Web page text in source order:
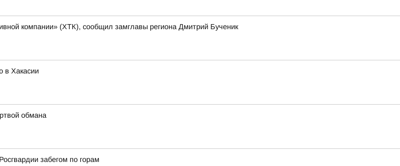
компании» (ХТК), сообщил замглавы региона Дмитрий Бученик
в Хакасии
обмана
забегом по горам